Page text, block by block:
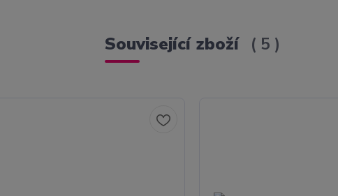
Související zboží 5